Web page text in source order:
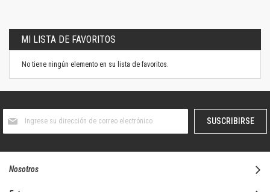
MI LISTA DE FAVORITOS
No tiene ningún elemento en su lista de favoritos.
boletín
SUSCRIBIRSE
Nosotros